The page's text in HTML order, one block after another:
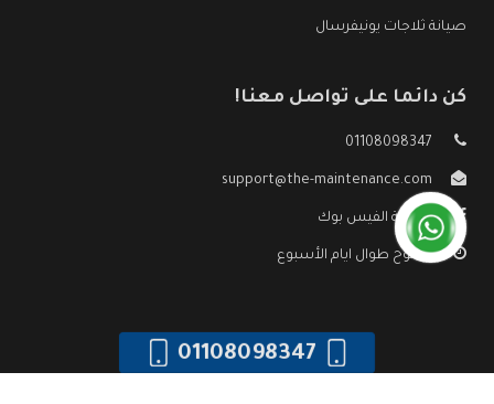
صيانة ثلاجات يونيفرسال
كن دائما على تواصل معنا!
01108098347
support@the-maintenance.com
صفحة الفيس بوك
مفتوح طوال ايام الأسبوع
01108098347